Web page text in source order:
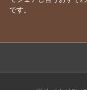
2026/03/01 3月
2026/01/262月
花
です。